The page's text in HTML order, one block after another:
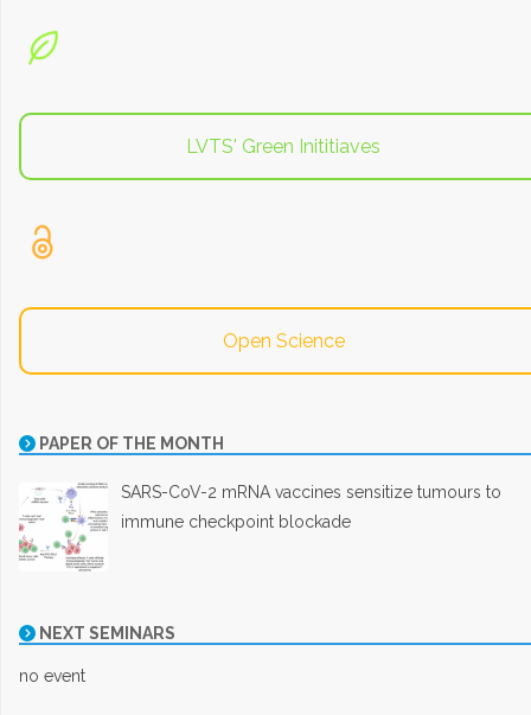
LVTS' Green Inititiaves
Open Science
PAPER OF THE MONTH
SARS-CoV-2 mRNA vaccines sensitize tumours to
immune checkpoint blockade
NEXT SEMINARS
no event